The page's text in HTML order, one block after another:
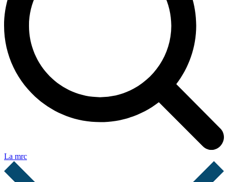
La mrc